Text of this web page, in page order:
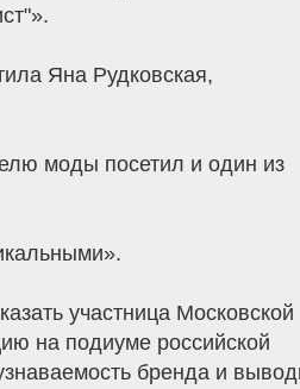
Яна Рудковская,
моды посетил и один из
участница Московской
на подиуме российской
бренда и